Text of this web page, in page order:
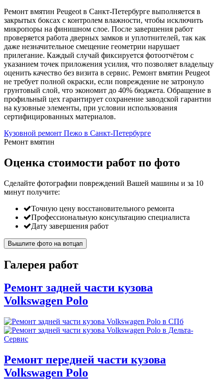
Ремонт вмятин Peugeot в Санкт-Петербурге выполняется в
закрытых боксах с контролем влажности, чтобы исключить
микропоры на финишном слое. После завершения работ
проверяется работа дверных замков и уплотнителей, так как
даже незначительное смещение геометрии нарушает
прилегание. Каждый случай фиксируется фотоотчётом с
указанием точек приложения усилия, что позволяет владельцу
оценить качество без визита в сервис. Ремонт вмятин Peugeot
не требует полной окраски, если повреждение не затронуло
грунтовый слой, что экономит до 40% бюджета. Обращение в
профильный цех гарантирует сохранение заводской гарантии
на кузовные элементы, при условии использования
сертифицированных материалов.
Кузовной ремонт Пежо в Санкт-Петербурге
Ремонт вмятин
Оценка стоимости работ по фото
Сделайте фотографии повреждений Вашей машины и за 10
минут получите:
Точную цену восстановительного ремонта
Профессиональную консультацию специалиста
Дату завершения работ
Вышлите фото на вотцап
Галерея работ
Ремонт задней части кузова
Volkswagen Polo
Ремонт передней части кузова
Volkswagen Polo